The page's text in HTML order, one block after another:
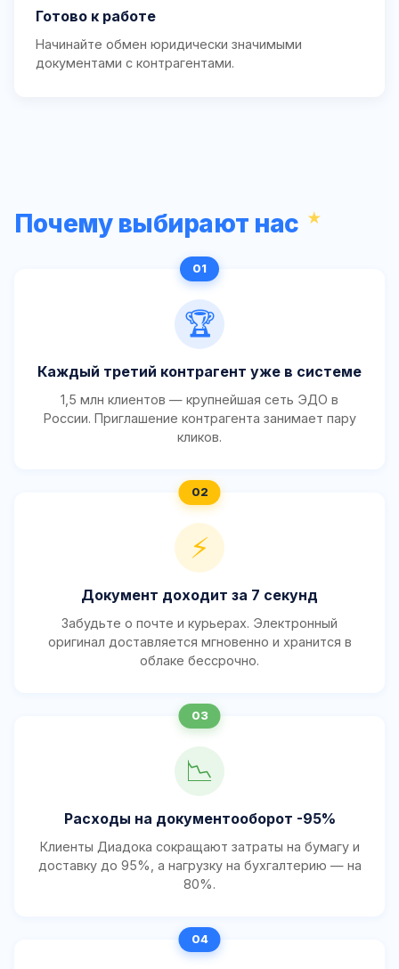
Готово к работе
Начинайте обмен юридически значимыми
документами с контрагентами.
Почему выбирают нас
🏆
Каждый третий контрагент уже в системе
1,5 млн клиентов — крупнейшая сеть ЭДО в
России. Приглашение контрагента занимает пару
кликов.
⚡
Документ доходит за 7 секунд
Забудьте о почте и курьерах. Электронный
оригинал доставляется мгновенно и хранится в
облаке бессрочно.
📉
Расходы на документооборот -95%
Клиенты Диадока сокращают затраты на бумагу и
доставку до 95%, а нагрузку на бухгалтерию — на
80%.